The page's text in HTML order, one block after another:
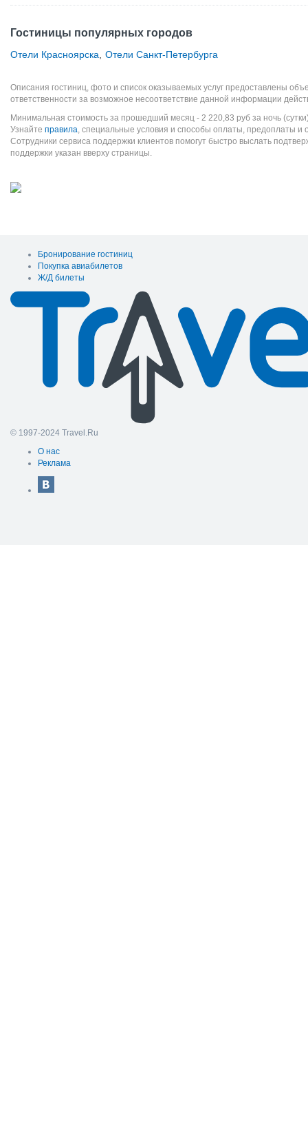
Гостиницы популярных городов
Отели Красноярска Отели Санкт-Петербурга
Описания гостиниц, фото и список оказываемых услуг предоставлены
ответственности за возможное несоответствие данной информации
Минимальная стоимость за прошедший месяц - 2 220,83 руб за ночь
Узнайте правила, специальные условия и способы оплаты, предоплаты и
Сотрудники сервиса поддержки клиентов помогут быстро выслать
поддержки указан вверху страницы.
Бронирование гостиниц
Покупка авиабилетов
Ж/Д билеты
© 1997-2024 Travel.Ru
О нас
Реклама